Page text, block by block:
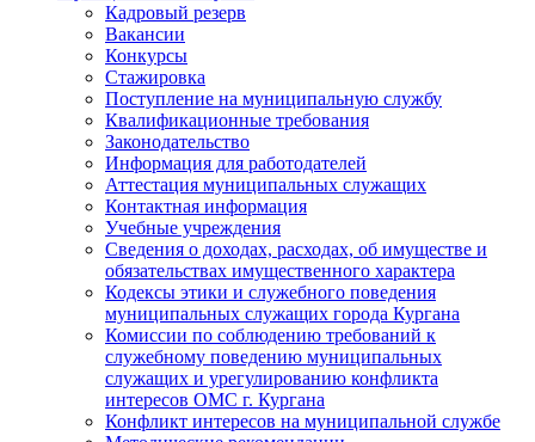
Кадровый резерв
Вакансии
Конкурсы
Стажировка
Поступление на муниципальную службу
Квалификационные требования
Законодательство
Информация для работодателей
Аттестация муниципальных служащих
Контактная информация
Учебные учреждения
Сведения о доходах, расходах, об имуществе и
обязательствах имущественного характера
Кодексы этики и служебного поведения
муниципальных служащих города Кургана
Комиссии по соблюдению требований к
служебному поведению муниципальных
служащих и урегулированию конфликта
интересов ОМС г. Кургана
Конфликт интересов на муниципальной службе